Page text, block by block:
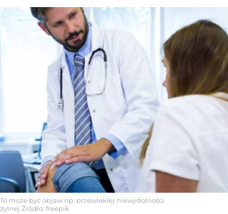
To może być objaw np. przewlekłej niewydolności
żylnej Źródło: freepik